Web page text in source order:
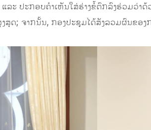
ລະ ປະກອບຄໍາເຫັນໃສ່ຮ່າງຂໍ້ຕົກລົງຮ່ວມວ່າ
ງສຸດ; ຈາກນັ້ນ, ກອງປະຊຸມໄດ້ສັງລວມຜົນຂ